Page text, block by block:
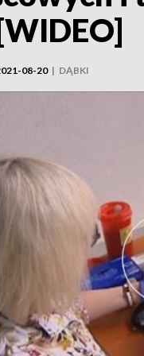
08-20 | DĄBKI